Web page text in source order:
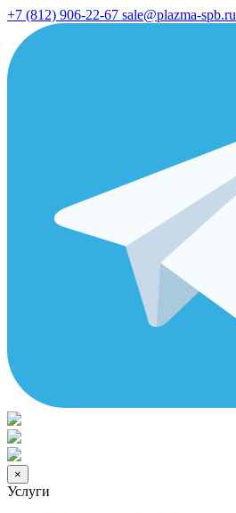
+7 (812) 906-22-67 sale@plazma-spb.ru
×
Услуги